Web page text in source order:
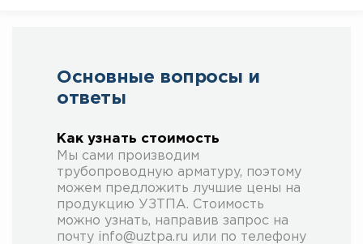
Основные вопросы и
ответы
Как узнать стоимость
Мы сами производим
трубопроводную арматуру, поэтому
можем предложить лучшие цены на
продукцию УЗТПА. Стоимость
можно узнать, направив запрос на
почту info@uztpa.ru или по телефону